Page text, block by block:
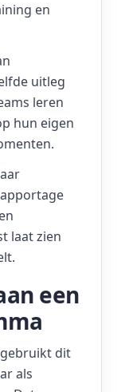
en
uitleg
leren
hun eigen
laat zien
een
dit
als